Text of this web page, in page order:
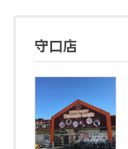
守口店